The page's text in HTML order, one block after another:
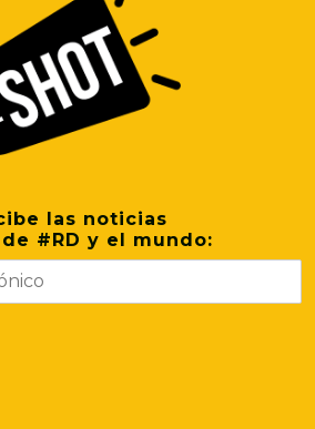
las noticias
#RD y el mundo: